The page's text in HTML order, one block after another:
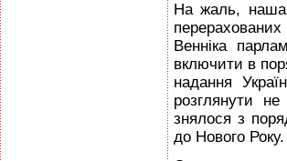
На жаль, наша
Венніка
включити в
надання
розглянути
знялося з
до Нового Року.